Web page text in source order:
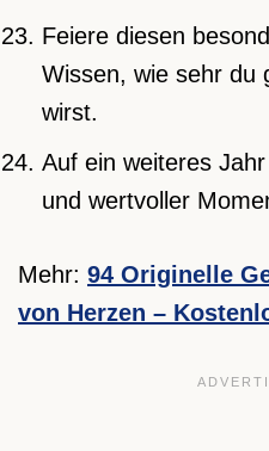
Feiere diesen
Wissen, wie sehr du
wirst.
Auf ein weiteres
und wertvoller
Mehr: 94 Originelle
von Herzen –